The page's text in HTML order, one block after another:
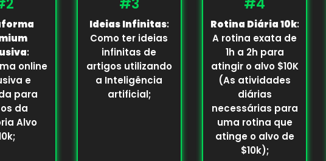
:
online
e
para
da
Alvo
Ideias Infinitas:
Como ter ideias
infinitas de
artigos utilizando
a Inteligência
artificial;
Rotina Diária 10k:
A rotina exata de
1h a 2h para
atingir o alvo $10K
(As atividades
diárias
necessárias para
uma rotina que
atinge o alvo de
$10k);